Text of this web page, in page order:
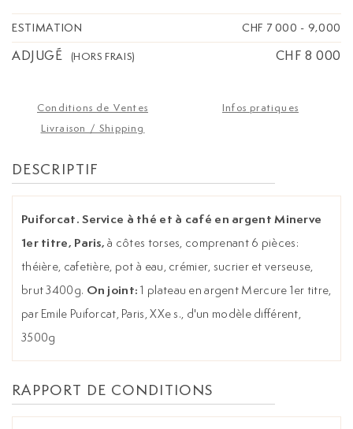
ESTIMATION CHF 7 000 - 9,000
ADJUGÉ (HORS FRAIS) CHF 8 000
Conditions de Ventes
Infos pratiques
Livraison / Shipping
DESCRIPTIF
Puiforcat. Service à thé et à café en argent Minerve
1er titre, Paris, à côtes torses, comprenant 6 pièces:
théière, cafetière, pot à eau, crémier, sucrier et verseuse,
brut 3400g. On joint: 1 plateau en argent Mercure 1er titre,
par Emile Puiforcat, Paris, XXe s., d'un modèle différent,
3500g
RAPPORT DE CONDITIONS